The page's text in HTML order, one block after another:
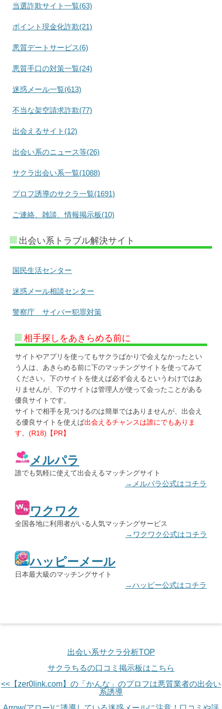
当選詐欺サイト一覧(63)
ポイント現金化詐欺(21)
悪質デートサービス(6)
悪質手口の対策一覧(24)
迷惑メール一覧(613)
不当な架空請求詐欺(77)
出会えるサイト(12)
出会い系のニュース等(26)
サクラ出会い系一覧(1088)
プロフ誘導のサクラ一覧(1691)
ご連絡、雑談、情報掲示板(10)
出会い系トラブル解決サイト
国民生活センター
迷惑メール相談センター
警察庁 サイバー犯罪対策
相手探しをあきらめる前に
サイトやアプリを使ってもサクラばかりで会えなかったとい
う人は、あきらめる前に下のマッチングサイトを使ってみて
ください。下のサイトを使えば必ず会えるというわけではあ
りませんが、下のサイトは管理人が使って会ったことがある
優良サイトです。
サイトで相手を見つけるのは簡単ではありませんが、出会え
る優良サイトを使えば出会えるチャンスは誰にでもありま
す。 (R18)【PR】
メルパラ
誰でも気軽に使えて出会えるマッチングサイト
→メルパラ公式はコチラ
ワクワク
全国各地に利用者がいる人気マッチングサービス
→ワクワク公式はコチラ
ハッピーメール
日本最大級のマッチングサイト
→ハッピー公式はコチラ
出会い系サクラ分析TOP
サクラちるの口コミ掲示板はこちら
<<【zer0link.com】の「かんな」のプロフは悪質業者の出会い
系誘導